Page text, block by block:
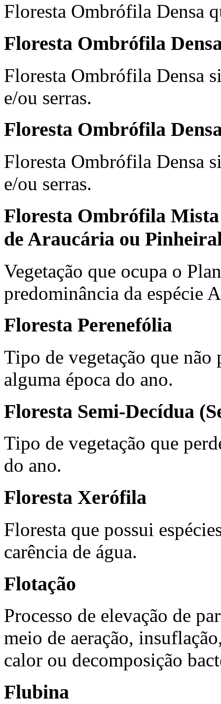
Floresta Ombrófila Densa
Floresta Ombrófila
Floresta Ombrófila Densa
e/ou serras.
Floresta Ombrófila
Floresta Ombrófila Densa
e/ou serras.
Floresta Ombrófila
de Araucária ou
Vegetação que ocupa o
predominância da espécie
Floresta Perenefólia
Tipo de vegetação que não
alguma época do ano.
Floresta Semi-Decídua
Tipo de vegetação que
do ano.
Floresta Xerófila
Floresta que possui
carência de água.
Flotação
Processo de elevação de
meio de aeração,
calor ou decomposição
Flubina